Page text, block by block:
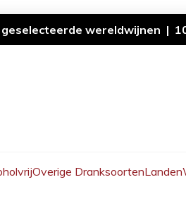
wereldwijnen |
Overige DranksoortenLanden